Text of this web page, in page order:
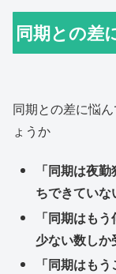
同期との差
同期との差に悩
ょうか
「同期は夜
ちできていな
「同期はも
少ない数しか
「同期はも